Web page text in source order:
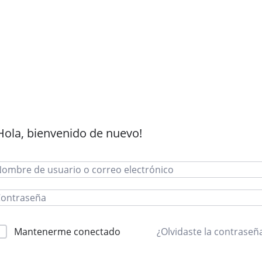
bienvenido de nuevo!
Mantenerme conectado ¿Olvidaste la